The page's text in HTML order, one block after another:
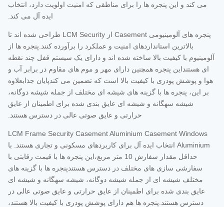
می کند و این پنجره ها را برای مناطقی که امنیت اولویت دارد، انتخاب
ایده آل می کند.
پنجره های آلومینیومی Casement از LCM Security طراحی شده اند تا
بالاترین استانداردهای امنیت و عملکرد را برآورده کنند.پنجره ها از
آلومینیوم با کیفیت بالا ساخته شده اند و دارای یک سیستم قفل چند نقطه
ای هستنداین پنجره همچنین دارای مهر و موم های مقاوم در برابر آب و
هوا و پوشش پودری با کیفیت بالا است که تضمین می کندپایان جذابعلاوه
بر این، پنجره ها با گزینه های شیشه ای مختلف از جمله شیشه دوگانه،
شیشه سهگانه و شیشه ای عایق بندی شده برای اطمینان از عایق
حرارتی و عایق صوتی عالی در دسترس هستند.
LCM Frame Security Casement Aluminium Casement Windows
Aluminium انتخاب ایده آل برای کاربردهای مسکونی و تجاری هستند. با
حداقل مقدار سفارش 10 متر مربع،این پنجره ها با قیمت رقابتی با
سفارشی سازی های مختلف در دسترس هستندپنجره ها با گزینه های
مختلف شیشه ای از جمله شیشه دوگانه، شیشه سهگانه و شیشه ای
عایق بندی شده برای اطمینان از عایق حرارتی و عایق صوتی عالی در
دسترس هستند.پنجره ها هم دارای پوشش پودری با کیفیت بالا هستند،